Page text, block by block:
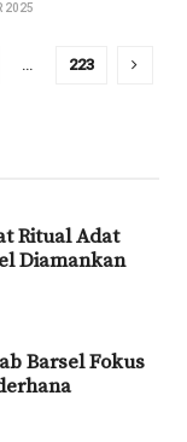
2025
… 223
Ritual Adat
Diamankan
Barsel Fokus